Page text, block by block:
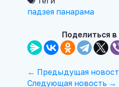
падзея панарама
Поделиться
← Предыдущая
Следующая новость →